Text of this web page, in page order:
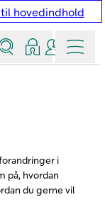
hovedindhold
Søg Log indKontakt
Menu
i
på, hvordan
du gerne vil